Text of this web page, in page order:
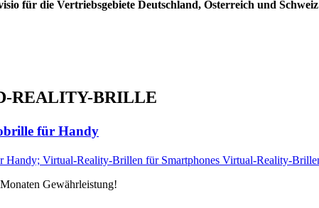
für die Vertriebsgebiete Deutschland, Österreich und Schweiz
REALITY-BRILLE
für Handy
Gewährleistung!